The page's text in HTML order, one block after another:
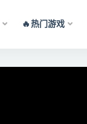
🔥热门游戏